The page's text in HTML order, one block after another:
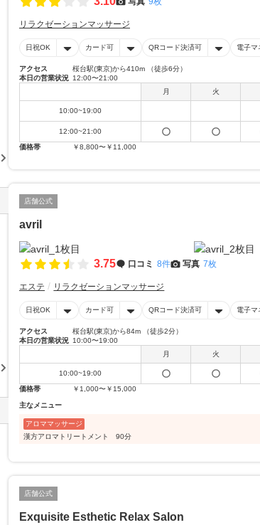
リラクゼーションマッサージ
日祝OK カード可 QRコード決済可 電子マ
アクセス
桜台駅(東京)から410m （徒歩6分）
本日の営業状況 12:00〜21:00
月
火
10:00~19:00
12:00~21:00
価格帯
￥8,800〜￥11,000
店舗公式
avril
3.75 口コミ 8件 写真 7枚
エステ リラクゼーションマッサージ
日祝OK カード可 QRコード決済可 電子マ
アクセス
桜台駅(東京)から84m （徒歩2分）
本日の営業状況 10:00〜19:00
月
火
10:00~19:00
価格帯
￥1,000〜￥15,000
主なメニュー
アロママッサージ
漢方アロマトリートメント 90分
店舗公式
Exquisite Esthetic Relax Salon